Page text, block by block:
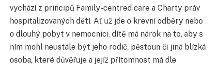
vychází z principů Family-centred care a Charty práv
hospitalizovaných dětí. Ať už jde o krevní odběry nebo
o dlouhý pobyt v nemocnici, dítě má nárok na to, aby s
ním mohl neustále být jeho rodič, pěstoun či jiná blízká
osoba, které důvěřuje a jejíž přítomnost má dle